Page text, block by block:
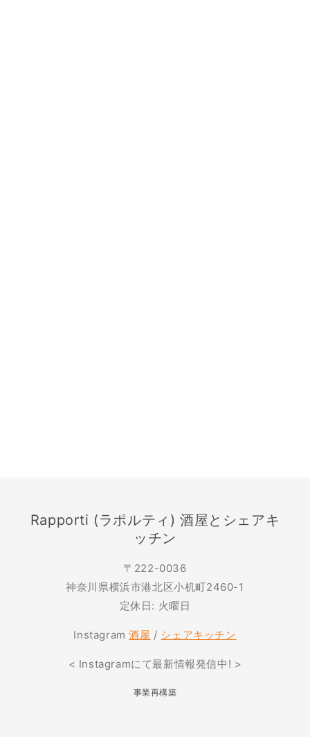
Rapporti (ラポルティ) 酒屋とシェアキ
ッチン
〒222-0036
神奈川県横浜市港北区小机町2460-1
定休日: 火曜日
Instagram酒屋 / シェアキッチン
< Instagramにて最新情報発信中! >
事業再構築